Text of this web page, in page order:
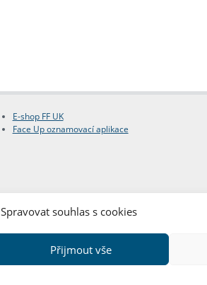
Spravovat souhlas s cookies
Přijmout vše
E-shop FF UK
Face Up oznamovací aplikace